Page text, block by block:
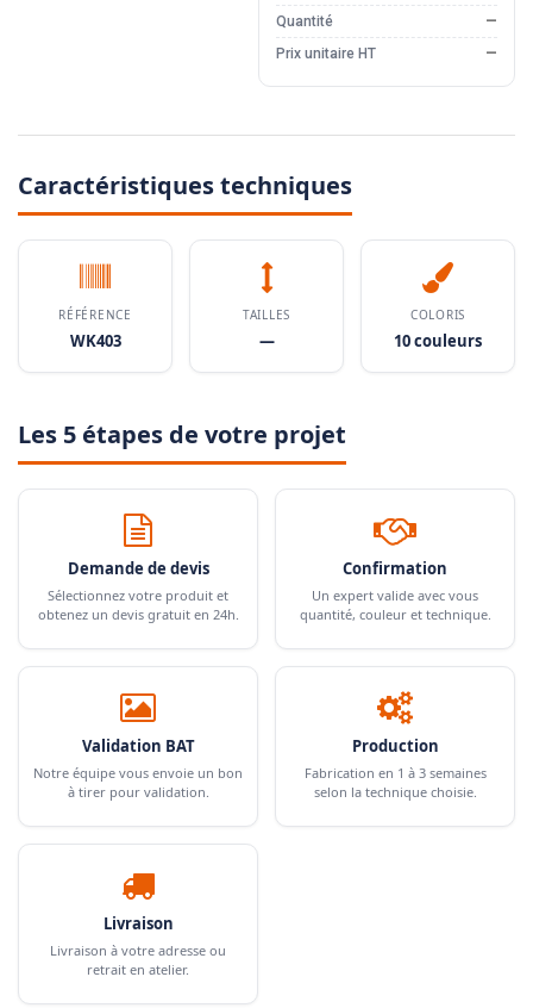
Quantité
—
Prix unitaire HT
—
Caractéristiques techniques
RÉFÉRENCE
WK403
TAILLES
—
COLORIS
10 couleurs
Les 5 étapes de votre projet
Demande de devis
Sélectionnez votre produit et
obtenez un devis gratuit en 24h.
Confirmation
Un expert valide avec vous
quantité, couleur et technique.
Validation BAT
Notre équipe vous envoie un bon
à tirer pour validation.
Production
Fabrication en 1 à 3 semaines
selon la technique choisie.
Livraison
Livraison à votre adresse ou
retrait en atelier.